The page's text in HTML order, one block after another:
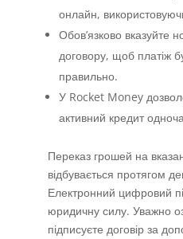
онлайн,
Обов’язково вказуйте
договору, щоб платіж
правильно.
У Rocket Money
активний кредит
Переказ грошей на
відбувається протягом
Електронний цифровий
юридичну силу. Уважно
підписуєте договір за